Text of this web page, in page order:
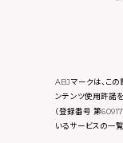
ABJマークは、こ
ンテンツ使用許諾
（登録番号 第
いるサービスの一